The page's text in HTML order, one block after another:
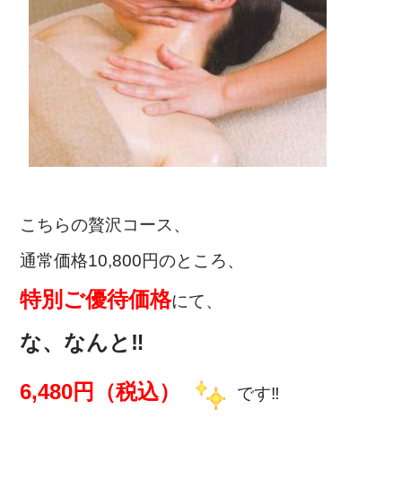
こちらの贅沢コース、
通常価格10,800円のところ、
特別ご優待価格にて、
な、なんと‼
6,480円（税込） です‼